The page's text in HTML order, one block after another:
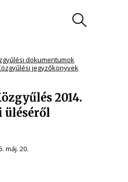
dokumentumok
jegyzőkönyvek
2014.
üléséről
máj. 20.